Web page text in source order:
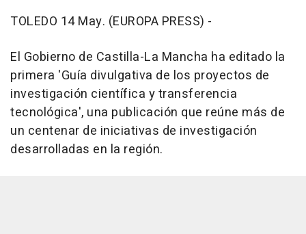
TOLEDO 14 May. (EUROPA PRESS) -
El Gobierno de Castilla-La Mancha ha editado la
primera 'Guía divulgativa de los proyectos de
investigación científica y transferencia
tecnológica', una publicación que reúne más de
un centenar de iniciativas de investigación
desarrolladas en la región.